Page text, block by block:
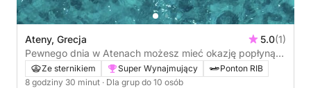
Ateny, Grecja 5.0(1)
Pewnego dnia w Atenach możesz mieć okazję popłynąć
na wyspę, popływać, zjeść, delektować się winem,
opalając się na łodzi, a następnie wrócić o zachodzie
Ze sternikiem Super Wynajmujący
Ponton RIB
8 godziny 30 minut · Dla grup do 10 osób